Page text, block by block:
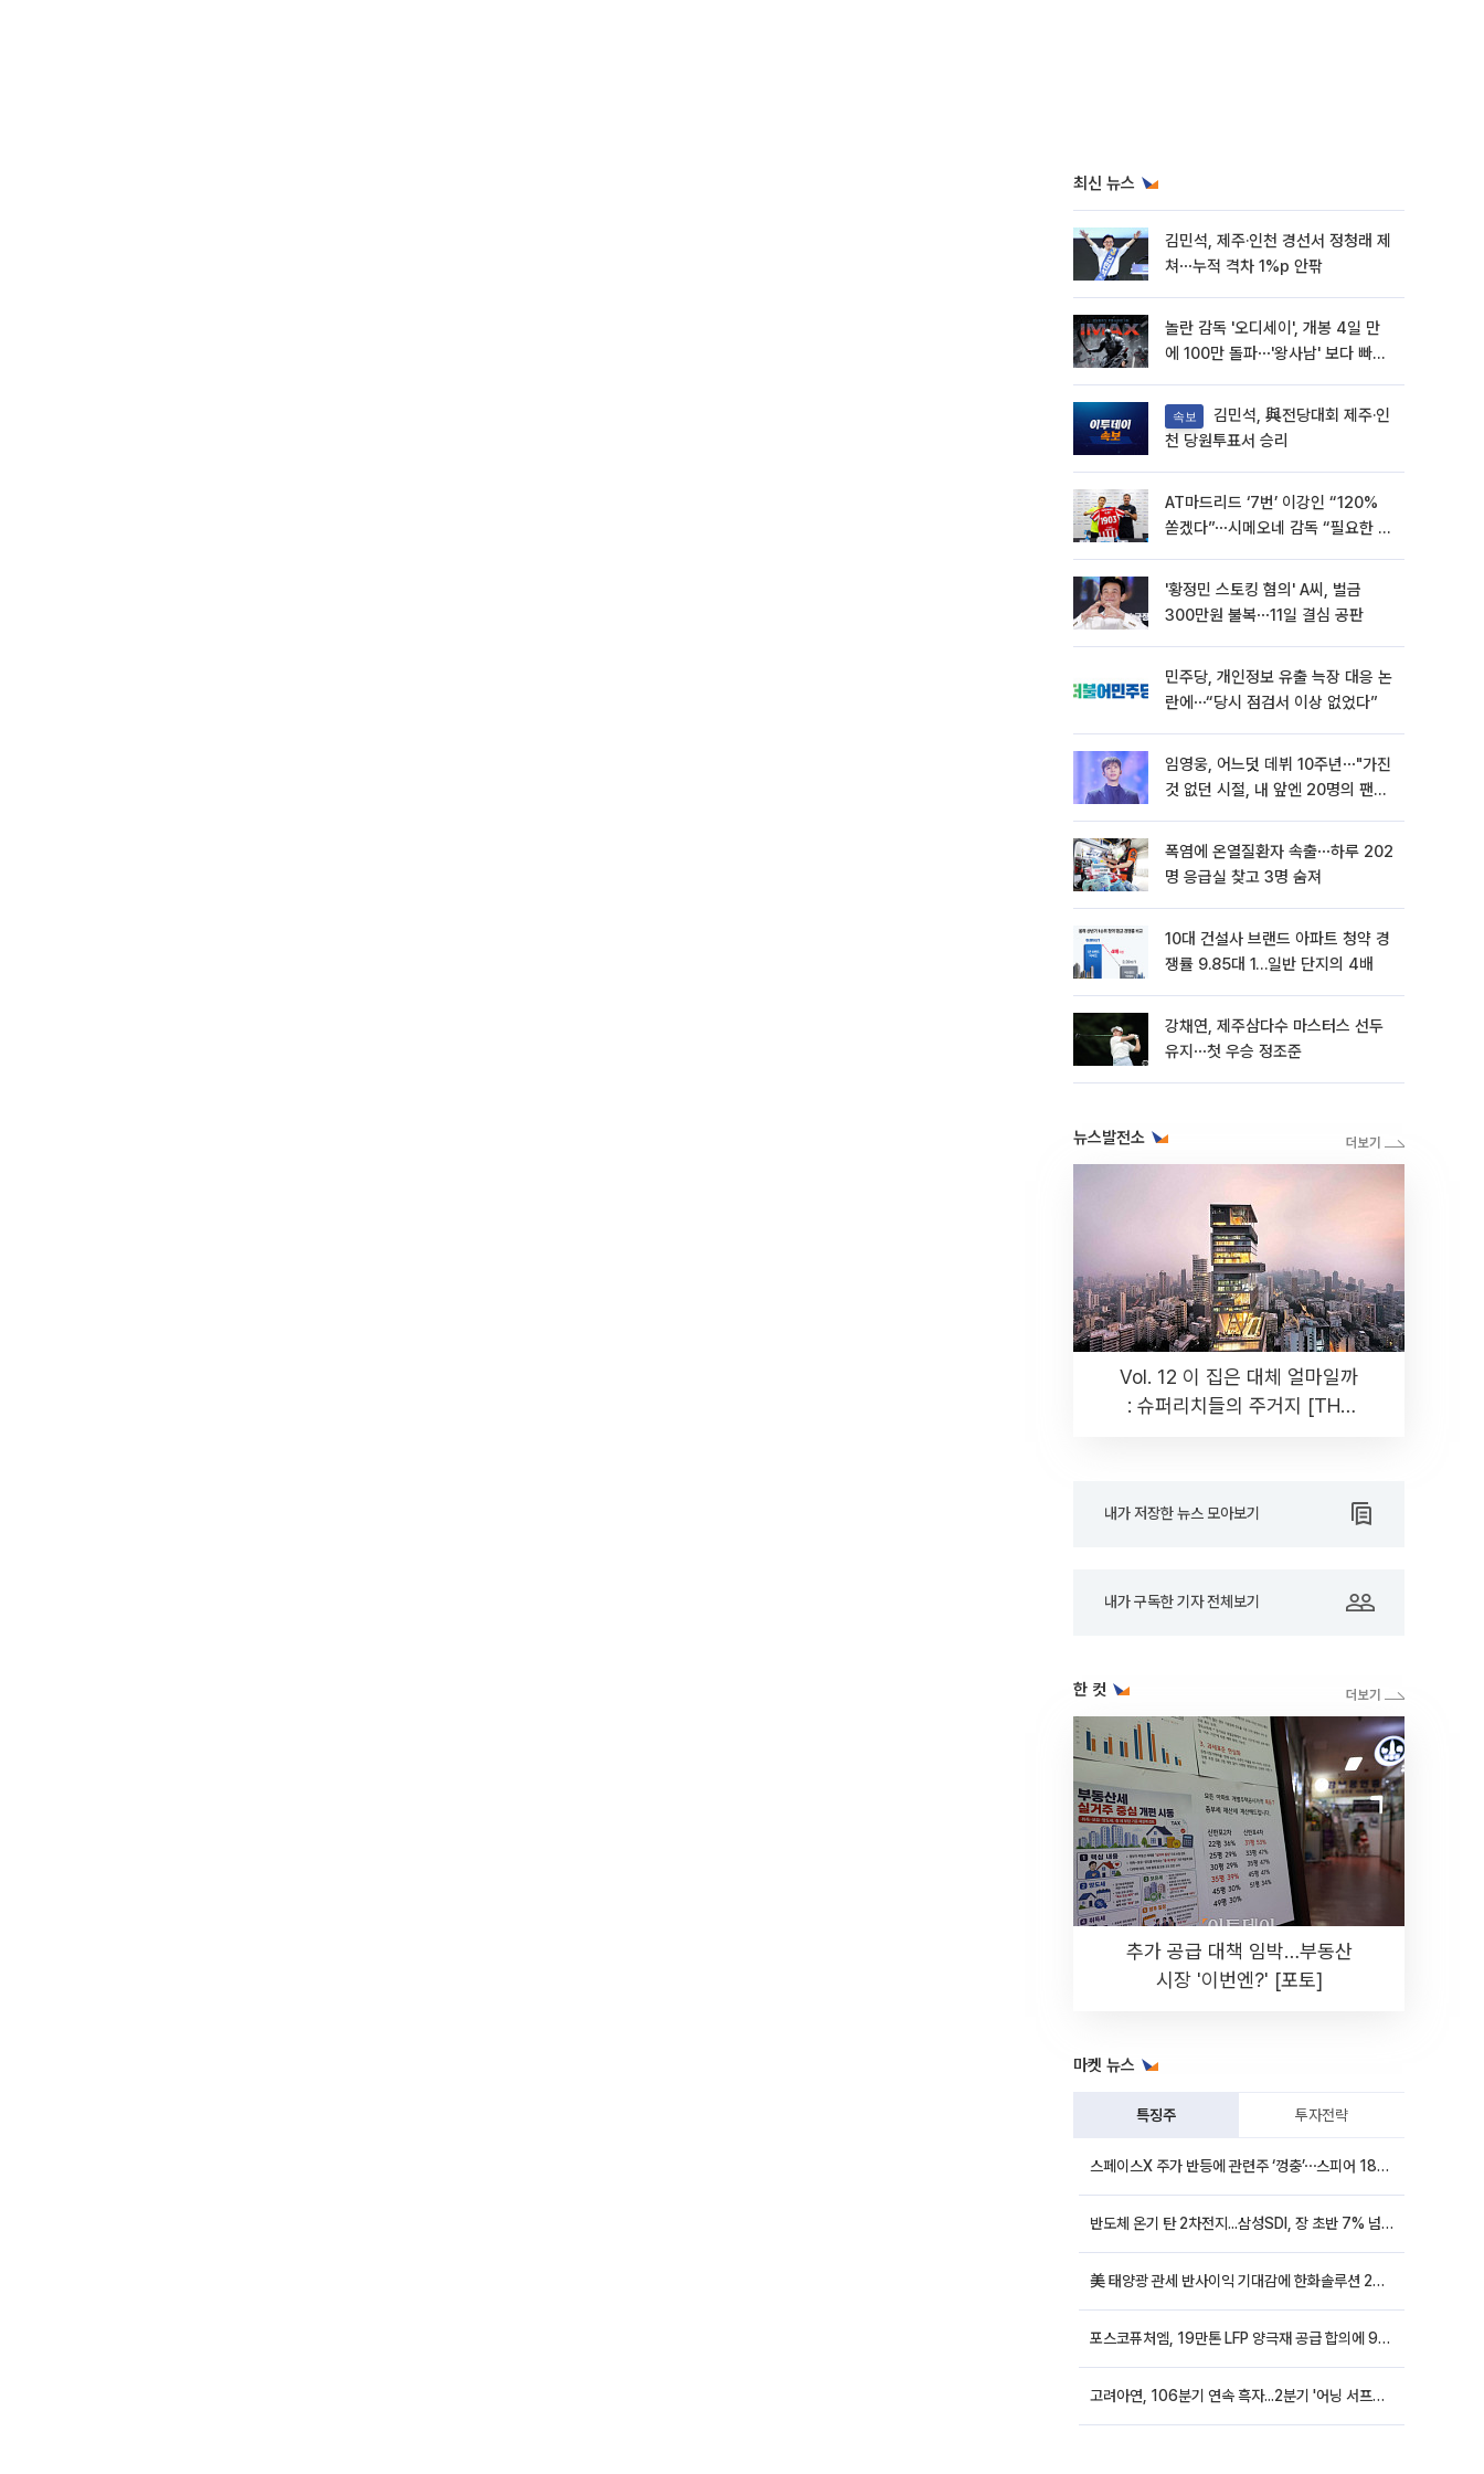
최신 뉴스
김민석, 제주·인천 경선서 정청래 제
쳐⋯누적 격차 1%p 안팎
놀란 감독 '오디세이', 개봉 4일 만
에 100만 돌파⋯'왕사남' 보다 빠르
속보
천 당원투표서 승리
AT마드리드 ‘7번’ 이강인 “120%
쏟겠다”⋯시메오네 감독 “필요한 선
'황정민 스토킹 혐의' A씨, 벌금
300만원 불복⋯11일 결심 공판
민주당, 개인정보 유출 늑장 대응 논
란에⋯“당시 점검서 이상 없었다”
임영웅, 어느덧 데뷔 10주년⋯"가진
것 없던 시절, 내 앞엔 20명의 팬
폭염에 온열질환자 속출⋯하루 202
명 응급실 찾고 3명 숨져
10대 건설사 브랜드 아파트 청약 경
쟁률 9.85대 1…일반 단지의 4배
강채연, 제주삼다수 마스터스 선두
유지⋯첫 우승 정조준
뉴스발전소
Vol. 12 이 집은 대체 얼마일까
: 슈퍼리치들의 주거지 [THE
내가 저장한 뉴스 모아보기
내가 구독한 기자 전체보기
한 컷
추가 공급 대책 임박…부동산
시장 '이번엔?' [포토]
마켓 뉴스
특징주 투자전략
스페이스X 주가 반등에 관련주 ‘껑충’⋯스피어 18%ㆍ에이치브이엠 12%↑
반도체 온기 탄 2차전지...삼성SDI, 장 초반 7% 넘게 껑충
美 태양광 관세 반사이익 기대감에 한화솔루션 20%대·OCI홀딩스 14%대 급등
포스코퓨처엠, 19만톤 LFP 양극재 공급 합의에 9%대 강세
고려아연, 106분기 연속 흑자...2분기 '어닝 서프라이즈'에 장 초반 12%대 강세